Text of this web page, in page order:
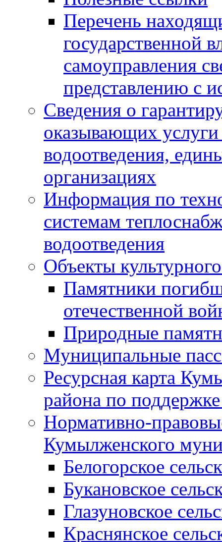
Перечень
государственной
самоуправления
представлению с
Сведения о
оказывающих
водоотведения,
организациях
Информация по
системам
водоотведения
Объекты
Памятники
отечественной
Природные
Муниципальные
Ресурсная карта
района по
Нормативно-
Кумылженского
Белогорское
Букановское
Глазуновское
Краснянское